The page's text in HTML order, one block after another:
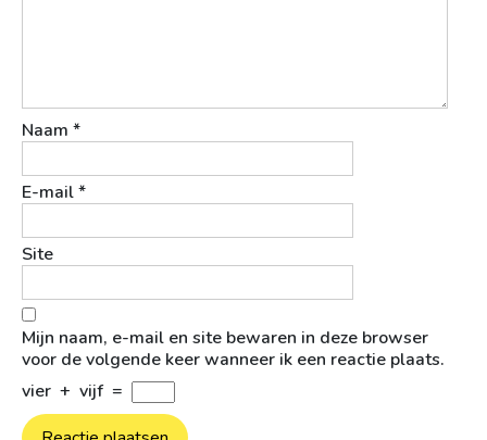
Naam *
E-mail*
Site
Mijn naam, e-mail en site bewaren in deze browser
voor de volgende keer wanneer ik een reactie plaats.
vier + vijf =